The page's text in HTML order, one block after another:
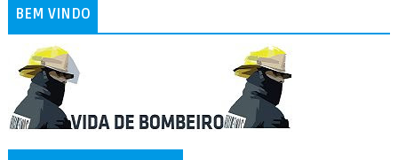
BEM VINDO